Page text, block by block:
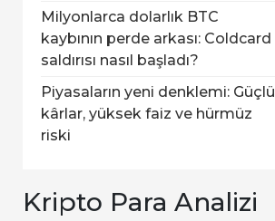
Milyonlarca dolarlık BTC
kaybının perde arkası: Coldcard
saldırısı nasıl başladı?
Piyasaların yeni denklemi: Güçlü
kârlar, yüksek faiz ve hürmüz
riski
Kripto Para Analizi